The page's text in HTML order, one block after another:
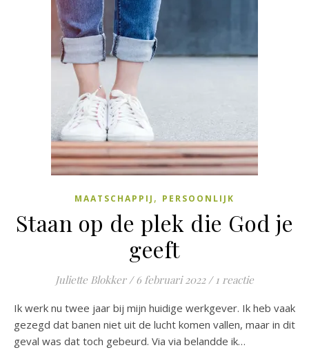
MAATSCHAPPIJ , PERSOONLIJK
Staan op de plek die God je
geeft
Juliette Blokker / 6 februari 2022 / 1 reactie
Ik werk nu twee jaar bij mijn huidige werkgever. Ik heb vaak
gezegd dat banen niet uit de lucht komen vallen, maar in dit
geval was dat toch gebeurd. Via via belandde ik…